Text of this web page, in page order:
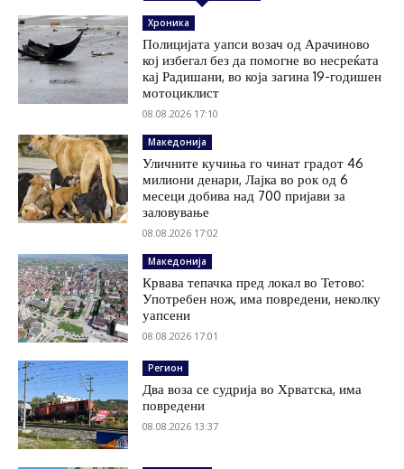
Хроника
Полицијата уапси возач од Арачиново
кој избегал без да помогне во несреќата
кај Радишани, во која загина 19-годишен
мотоциклист
08.08.2026 17:10
Македонија
Уличните кучиња го чинат градот 46
милиони денари, Лајка во рок од 6
месеци добива над 700 пријави за
заловување
08.08.2026 17:02
Македонија
Крвава тепачка пред локал во Тетово:
Употребен нож, има повредени, неколку
уапсени
08.08.2026 17:01
Регион
Два воза се судрија во Хрватска, има
повредени
08.08.2026 13:37